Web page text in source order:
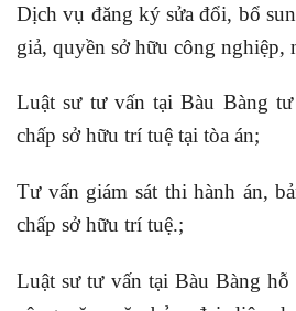
Dịch vụ đăng ký sửa đổi, bổ
giả, quyền sở hữu công nghiệp,
Luật sư tư vấn tại Bàu Bàng
chấp sở hữu trí tuệ tại tòa án;
Tư vấn giám sát thi hành án,
chấp sở hữu trí tuệ.;
Luật sư tư vấn tại Bàu Bàng